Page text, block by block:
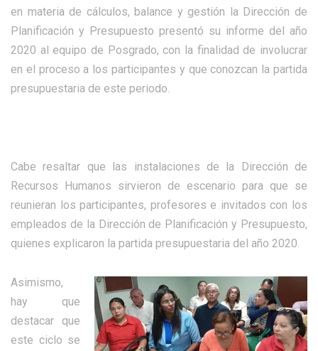
en materia de cálculos, balance y gestión la Dirección de
Planificación y Presupuesto presentó su informe del año
2020 al equipo de Posgrado, con la finalidad de involucrar
en el proceso a los participantes y que conozcan la partida
presupuestaria de este periodo.
Cabe resaltar que las instalaciones de la Dirección de
Recursos Humanos sirvieron de escenario para que se
reunieran los participantes, profesores e invitados con los
empleados de la Dirección de Planificación y Presupuesto,
quienes explicaron la partida presupuestaria del año 2020.
Asimismo,
hay que
destacar que
este ciclo se